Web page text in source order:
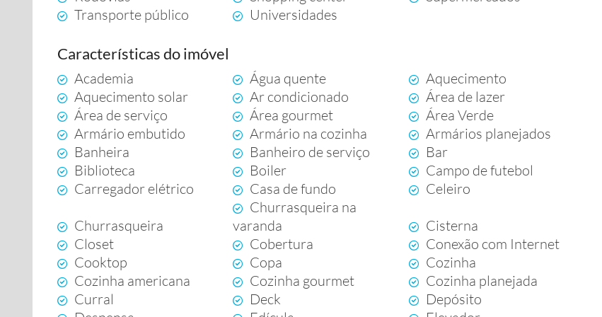
Transporte público
Universidades
Características do imóvel
Academia Água quente
Aquecimento
Aquecimento solar
Ar condicionado
Área de lazer
Área de serviço
Área gourmet
Área Verde
Armário embutido
Armário na cozinha
Armários planejados
Banheira
Banheiro de serviço
Bar
Biblioteca
Boiler
Campo de futebol
Carregador elétrico
Casa de fundo Celeiro
Churrasqueira
Churrasqueira na
varanda
Cisterna
Closet
Cobertura
Conexão com Internet
Cooktop
Copa
Cozinha
Cozinha americana
Cozinha gourmet
Cozinha planejada
Curral
Deck
Depósito